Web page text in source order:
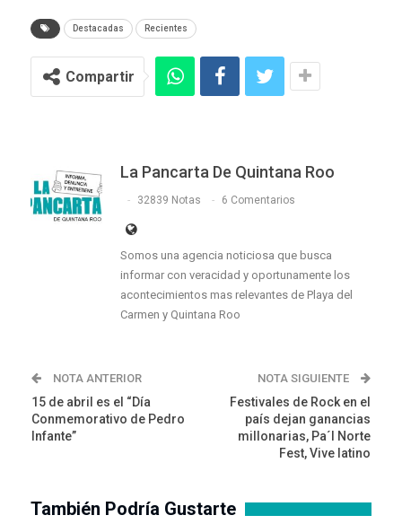
Destacadas Recientes
Compartir
La Pancarta De Quintana Roo
32839 Notas 6 Comentarios
Somos una agencia noticiosa que busca
informar con veracidad y oportunamente los
acontecimientos mas relevantes de Playa del
Carmen y Quintana Roo
NOTA ANTERIOR
15 de abril es el “Día
Conmemorativo de Pedro
Infante”
NOTA SIGUIENTE
Festivales de Rock en el
país dejan ganancias
millonarias, Pa´l Norte
Fest, Vive latino
También Podría Gustarte